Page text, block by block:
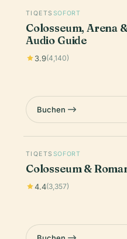
TIQETS SOFORT
Colosseum, Arena
Audio Guide
3.9(4,140)
Buchen
TIQETS SOFORT
Colosseum &
4.4(3,357)